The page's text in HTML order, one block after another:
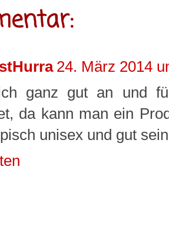
24. März 2014
ganz gut an und
da kann man ein
unisex und gut